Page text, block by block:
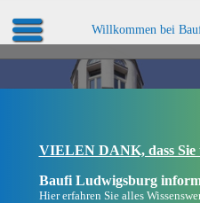
Willkommen bei
VIELEN DANK, dass Sie
Baufi Ludwigsburg
Hier erfahren Sie alles